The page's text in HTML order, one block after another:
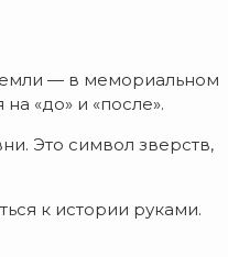
— в мемориальном
«до» и «после».
Это символ зверств,
к истории руками.